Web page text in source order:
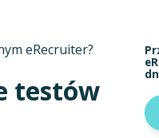
eRecruiter?
testów